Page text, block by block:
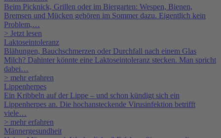
Beim Picknick, Grillen oder im Biergarten: Wespen, Bienen,
Bremsen und Mücken gehören im Sommer dazu. Eigentlich kein
Problem,…
> Jetzt lesen
Laktoseintoleranz
Blähungen, Bauchschmerzen oder Durchfall nach einem Glas
Milch? Dahinter könnte eine Laktoseintoleranz stecken. Man spricht
dabei…
> mehr erfahren
Lippenherpes
Ein Kribbeln auf der Lippe – und schon kündigt sich ein
Lippenherpes an. Die hochansteckende Virusinfektion betrifft
viele…
> mehr erfahren
Männergesundheit